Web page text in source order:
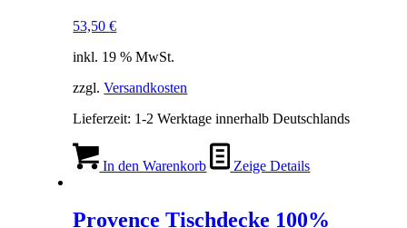
53,50€
inkl. 19 % MwSt.
zzgl.Versandkosten
Lieferzeit: 1-2 Werktage innerhalb Deutschlands
In den Warenkorb Zeige Details
Provence Tischdecke 100%